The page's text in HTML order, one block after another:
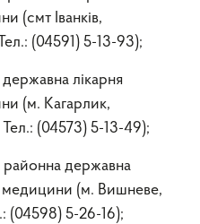
(смт Іванків,
(04591) 5-13-93);
лікарня
(м. Кагарлик,
(04573) 5-13-49);
державна
медицини (м. Вишневе,
(04598) 5-26-16);